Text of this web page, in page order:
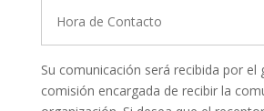
Su comunicación será recibida por el
comisión encargada de recibir la